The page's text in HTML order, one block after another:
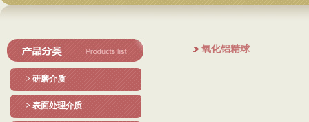
> 研磨介质
> 表面处理介质
氧化铝精球